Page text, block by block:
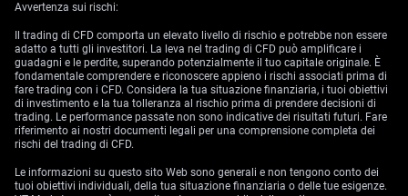
Avvertenza sui rischi:
Il trading di CFD comporta un elevato livello di rischio e potrebbe non essere
adatto a tutti gli investitori. La leva nel trading di CFD può amplificare i
guadagni e le perdite, superando potenzialmente il tuo capitale originale. È
fondamentale comprendere e riconoscere appieno i rischi associati prima di
fare trading con i CFD. Considera la tua situazione finanziaria, i tuoi obiettivi
di investimento e la tua tolleranza al rischio prima di prendere decisioni di
trading. Le performance passate non sono indicative dei risultati futuri. Fare
riferimento ai nostri documenti legali per una comprensione completa dei
rischi del trading di CFD.
Le informazioni su questo sito Web sono generali e non tengono conto dei
tuoi obiettivi individuali, della tua situazione finanziaria o delle tue esigenze.